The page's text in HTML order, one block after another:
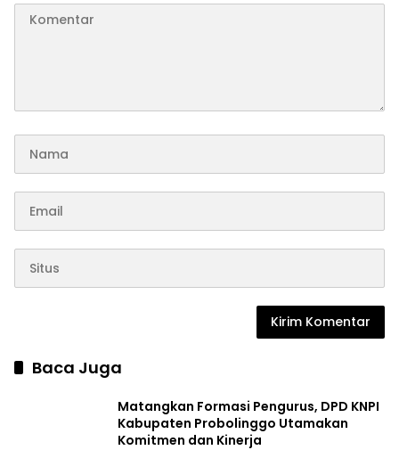
Baca Juga
Matangkan Formasi Pengurus, DPD KNPI
Kabupaten Probolinggo Utamakan
Komitmen dan Kinerja